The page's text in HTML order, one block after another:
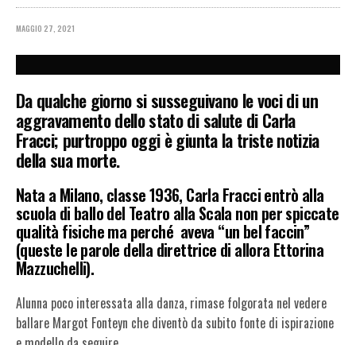
MAGGIO 27, 2021
Da qualche giorno si susseguivano le voci di un
aggravamento dello stato di salute di Carla
Fracci; purtroppo oggi è giunta la triste notizia
della sua morte.
Nata a Milano, classe 1936, Carla Fracci entrò alla
scuola di ballo del Teatro alla Scala non per spiccate
qualità fisiche ma perché aveva “un bel faccin”
(queste le parole della direttrice di allora Ettorina
Mazzuchelli).
Alunna poco interessata alla danza, rimase folgorata nel vedere
ballare Margot Fonteyn che diventò da subito fonte di ispirazione